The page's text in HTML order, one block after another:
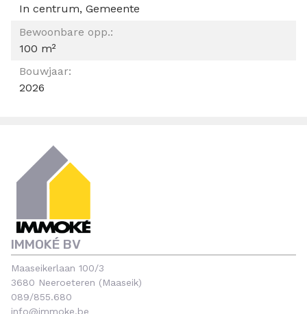
In centrum, Gemeente
Bewoonbare opp.:
100 m²
Bouwjaar:
2026
IMMOKÉ BV
Maaseikerlaan 100/3
3680 Neeroeteren (Maaseik)
089/855.680
info@immoke.be